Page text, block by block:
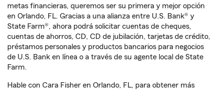
metas financieras, queremos ser su primera y mejor opción
en Orlando, FL. Gracias a una alianza entre U.S. Bank® y
State Farm®, ahora podrá solicitar cuentas de cheques,
cuentas de ahorros, CD, CD de jubilación, tarjetas de crédito,
préstamos personales y productos bancarios para negocios
de U.S. Bank en línea o a través de su agente local de State
Farm.
Hable con Cara Fisher en Orlando, FL, para obtener más